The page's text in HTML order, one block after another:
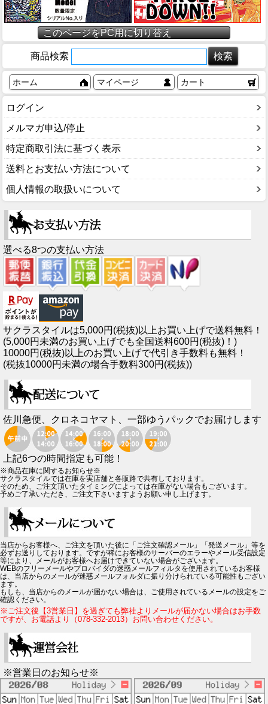
このページをPC用に切り替え
商品検索
ホーム マイページ カート
ログイン
メルマガ申込/停止
特定商取引法に基づく表示
送料とお支払い方法について
個人情報の取扱いについて
選べる8つの支払い方法
サクラスタイルは5,000円(税抜)以上お買い上げで送料無料！
(5,000円未満のお買い上げでも全国送料600円(税抜)！)
10000円(税抜)以上のお買い上げで代引き手数料も無料！
(税抜10000円未満の場合手数料300円(税抜))
佐川急便、クロネコヤマト、一部ゆうパックでお届けします
上記6つの時間指定も可能！
※商品在庫に関するお知らせ※
サクラスタイルでは在庫を実店舗と各販路で共有しております。
そのため、ご注文頂いたタイミングによっては在庫がない場合もございます。
予めご了承いただき、ご注文下さいますようお願い申し上げます。
当店からお客様へ、ご注文を頂いた後に「ご注文確認メール」「発送メール」等を
必ずお送りしております。ですが稀にお客様のサーバーのエラーやメール受信設定
等により、メールがお客様へお届けできていない場合がございます。
WEBのフリーメールやプロバイダの迷惑メールフィルタを使用されているお客様
は、当店からのメールが迷惑メールフォルダに振り分けられている可能性もござい
ます。
もしも、当店からのメールが届かない場合は、ご使用されているメールの設定をご
確認ください。
※ご注文後【3営業日】を過ぎても弊社よりメールが届かない場合はお手数
ですが、お電話より（078-332-2013）お問い合わせください。
※営業日のお知らせ※